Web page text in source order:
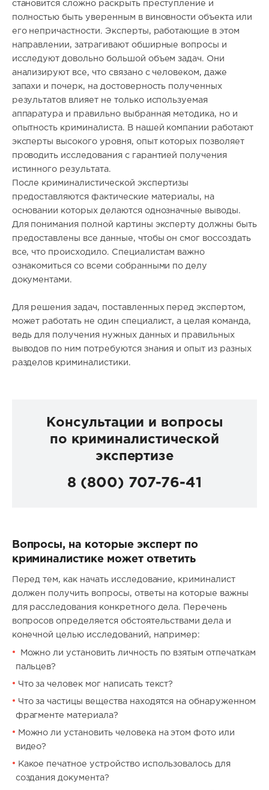
становится сложно раскрыть преступление и
полностью быть уверенным в виновности объекта или
его непричастности. Эксперты, работающие в этом
направлении, затрагивают обширные вопросы и
исследуют довольно большой объем задач. Они
анализируют все, что связано с человеком, даже
запахи и почерк, на достоверность полученных
результатов влияет не только используемая
аппаратура и правильно выбранная методика, но и
опытность криминалиста. В нашей компании работают
эксперты высокого уровня, опыт которых позволяет
проводить исследования с гарантией получения
истинного результата.
После криминалистической экспертизы
предоставляются фактические материалы, на
основании которых делаются однозначные выводы.
Для понимания полной картины эксперту должны быть
предоставлены все данные, чтобы он смог воссоздать
все, что происходило. Специалистам важно
ознакомиться со всеми собранными по делу
документами.
Для решения задач, поставленных перед экспертом,
может работать не один специалист, а целая команда,
ведь для получения нужных данных и правильных
выводов по ним потребуются знания и опыт из разных
разделов криминалистики.
Консультации и вопросы
по криминалистической
экспертизе
8 (800) 707-76-41
Вопросы, на которые эксперт по
криминалистике может ответить
Перед тем, как начать исследование, криминалист
должен получить вопросы, ответы на которые важны
для расследования конкретного дела. Перечень
вопросов определяется обстоятельствами дела и
конечной целью исследований, например:
Можно ли установить личность по взятым отпечаткам
пальцев?
Что за человек мог написать текст?
Что за частицы вещества находятся на обнаруженном
фрагменте материала?
Можно ли установить человека на этом фото или
видео?
Какое печатное устройство использовалось для
создания документа?